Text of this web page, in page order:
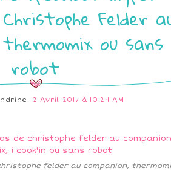
Felder
ou sans
robot
2 Avril 2017 à 10:24 AM
felder au companion,